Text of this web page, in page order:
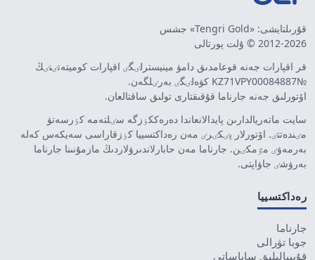
قۇرىلتايشى: «Tengri Gold» جشس
2012-2026 © ۇلت پورتالى
قر اقپارات جەنە قوعامدىق دامۋ مينيسترلٸگٸ اقپارات كوميتەتٸنٸڭ
№KZ71VPY00084887 كۋەلٸگٸ بەرٸلگەن.
اۆتورلىق جەنە جارناما قۇقىقتارى تولىق ساقتالعان.
سايت ماتەريالدارىن پايدالانعاندا دەرەككٶزگە سٸلتەمە كٶرسەتۋ
مٸندەتتٸ. اۆتورلار پٸكٸرٸ مەن رەداكتسييا كٶزقاراسى سەيكەس كەلە
بەرمەۋٸ مٷمكٸن. جارناما مەن حابارلاندىرۋلاردىڭ مازمۇنىنا جارناما
بەرۋشٸ جاۋاپتى.
رەداكتسييا
جارناما
جوبا تۋرالى
قۇپييالىلىق ساياساتى